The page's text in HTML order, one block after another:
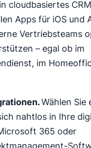
cloudbasiertes
Apps für iOS und
Vertriebsteams
– egal ob im
im
.Wählen Sie
nahtlos in Ihre
365 oder